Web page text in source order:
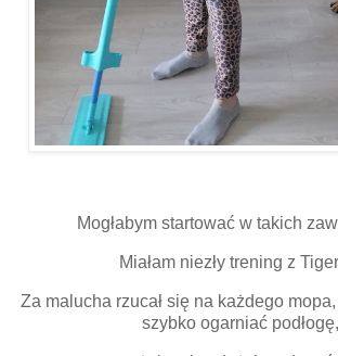
Mogłabym startować w takich
Miałam niezły trening z
Za malucha rzucał się na każdego
szybko ogarniać podłogę,